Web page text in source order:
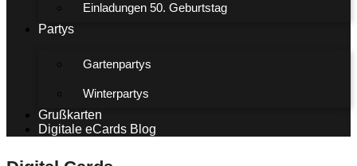
Einladungen 50. Geburtstag
Partys
Gartenpartys
Winterpartys
Grußkarten
Digitale eCards Blog